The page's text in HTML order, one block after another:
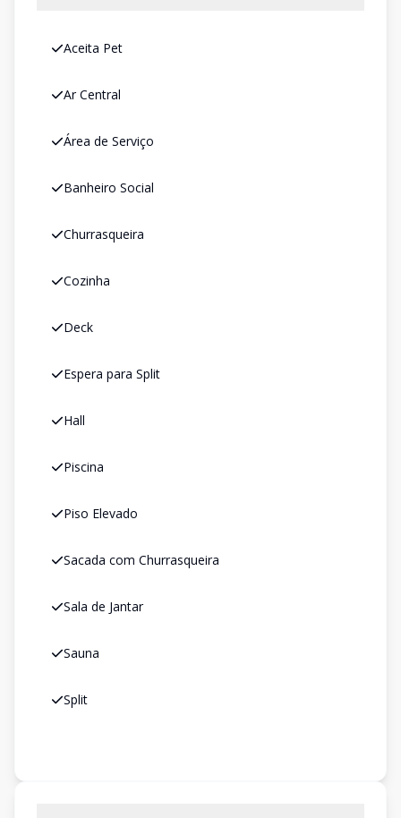
Aceita Pet
Ar Central
Área de Serviço
Banheiro Social
Churrasqueira
Cozinha
Deck
Espera para Split
Hall
Piscina
Piso Elevado
Sacada com Churrasqueira
Sala de Jantar
Sauna
Split